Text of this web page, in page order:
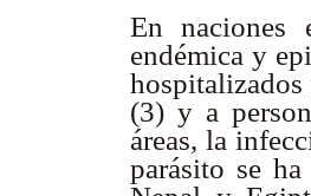
En naciones
endémica y
(3) y a
áreas, la
parásito se